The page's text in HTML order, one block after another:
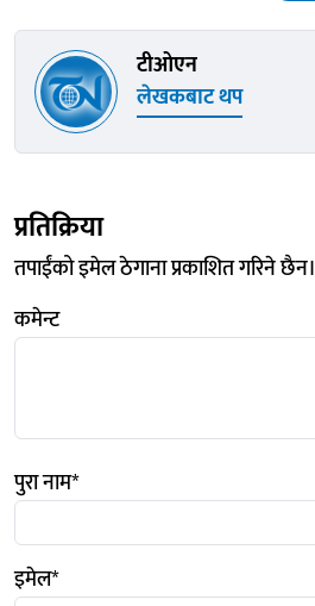
टीओएन
लेखकबाट थप
प्रतिक्रिया
तपाईंको इमेल ठेगाना प्रकाशित गरिने छैन।
कमेन्ट
पुरा नाम*
इमेल*